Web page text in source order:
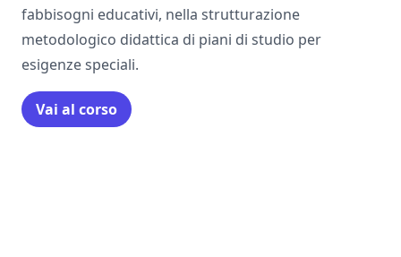
fabbisogni educativi, nella strutturazione
metodologico didattica di piani di studio per
esigenze speciali.
Vai al corso